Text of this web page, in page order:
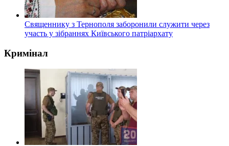
Священнику з Тернополя заборонили служити через
участь у зібраннях Київського патріархату
Кримінал